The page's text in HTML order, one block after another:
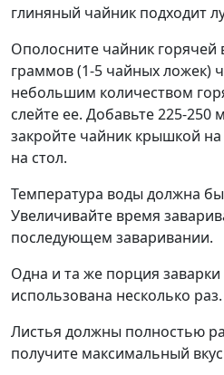
глиняный чайник подходит
Ополосните чайник горячей
граммов (1-5 чайных ложек)
небольшим количеством
слейте ее. Добавьте 225-250
закройте чайник крышкой
на стол.
Температура воды должна
Увеличивайте время
последующем заваривании.
Одна и та же порция
использована несколько раз.
Листья должны полностью
получите максимальный